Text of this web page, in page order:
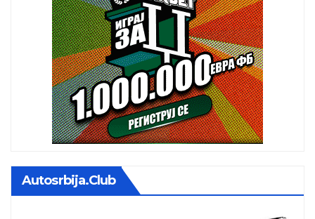
Autosrbija.club